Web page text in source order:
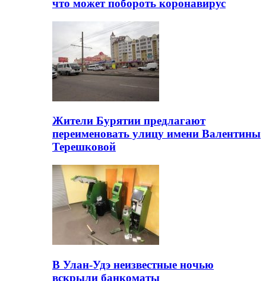
что может побороть коронавирус
Жители Бурятии предлагают
переименовать улицу имени Валентины
Терешковой
В Улан-Удэ неизвестные ночью
вскрыли банкоматы